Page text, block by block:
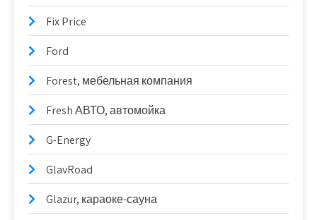
Fix Price
Ford
Forest, мебельная компания
Fresh АВТО, автомойка
G-Energy
GlavRoad
Glazur, караоке-сауна